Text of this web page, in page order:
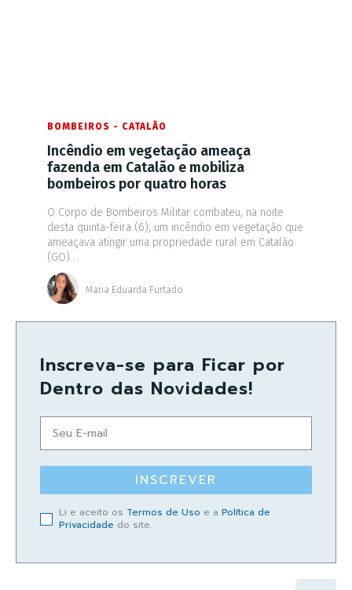
BOMBEIROS - CATALÃO
Incêndio em vegetação ameaça
fazenda em Catalão e mobiliza
bombeiros por quatro horas
O Corpo de Bombeiros Militar combateu, na noite
desta quinta-feira (6), um incêndio em vegetação que
ameaçava atingir uma propriedade rural em Catalão
(GO)....
Maria Eduarda Furtado
Inscreva-se para Ficar por
Dentro das Novidades!
INSCREVER
Li e aceito os Termos de Uso e a Política de
Privacidade do site.